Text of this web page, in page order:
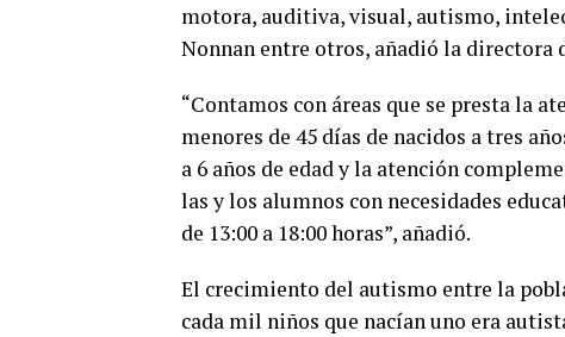
motora, auditiva, visual, autismo,
Nonnan entre otros, añadió la directora
“Contamos con áreas que se presta la
menores de 45 días de nacidos a tres
a 6 años de edad y la atención
las y los alumnos con necesidades
de 13:00 a 18:00 horas”, añadió.
El crecimiento del autismo entre la
cada mil niños que nacían uno era